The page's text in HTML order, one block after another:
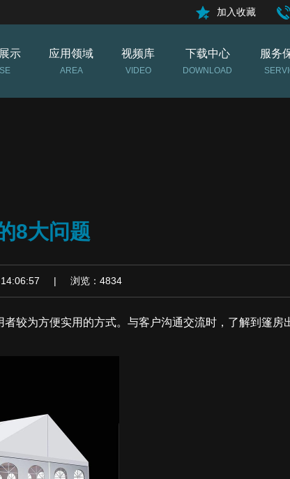
加入收藏
示 应用领域
AREA
视频库
VIDEO
下载中心
DOWNLOAD
服务
8大问题
14:06:57 | 浏览：4834
较为方便实用的方式。与客户沟通交流时，了解到篷房